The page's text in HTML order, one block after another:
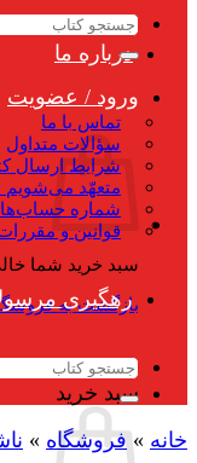
جستجو
برای:
ورود / عضویت
سبد خرید شما
بازگشت به
سبد خرید
درباره ما
تماس با ما
سؤالات متداول
شرایط ارسال
متعهّد
شماره حساب‌ها
قوانین و
رهگیری
جستجو
برای:
خانه » فروشگاه »